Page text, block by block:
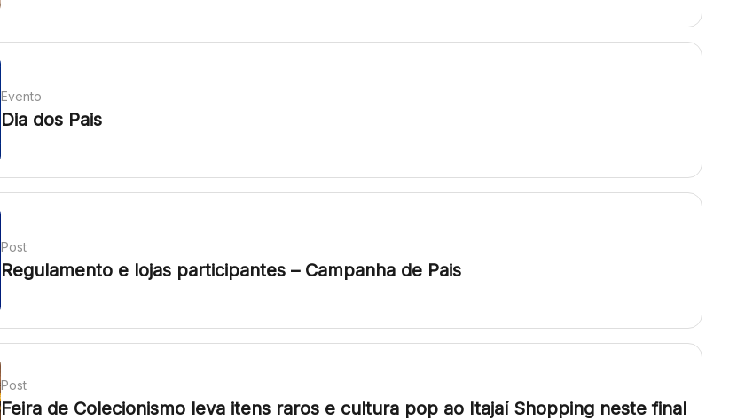
Evento
Dia dos Pais
Post
Regulamento e lojas participantes – Campanha de Pais
Post
Feira de Colecionismo leva itens raros e cultura pop ao Itajaí Shopping neste final